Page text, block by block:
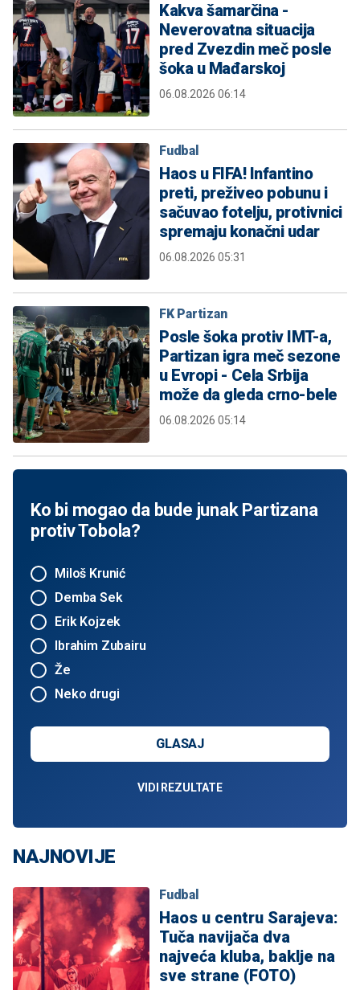
Kakva šamarčina -
Neverovatna situacija
pred Zvezdin meč posle
šoka u Mađarskoj
06.08.2026 06:14
Fudbal
Haos u FIFA! Infantino
preti, preživeo pobunu i
sačuvao fotelju, protivnici
spremaju konačni udar
06.08.2026 05:31
FK Partizan
Posle šoka protiv IMT-a,
Partizan igra meč sezone
u Evropi - Cela Srbija
može da gleda crno-bele
06.08.2026 05:14
Ko bi mogao da bude junak Partizana
protiv Tobola?
Miloš Krunić
Demba Sek
Erik Kojzek
Ibrahim Zubairu
Že
Neko drugi
GLASAJ
VIDI REZULTATE
NAJNOVIJE
Fudbal
Haos u centru Sarajeva:
Tuča navijača dva
najveća kluba, baklje na
sve strane (FOTO)